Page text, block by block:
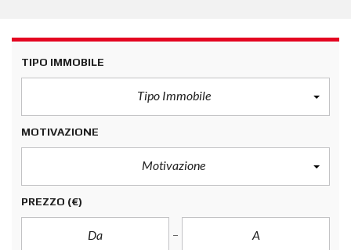
TIPO IMMOBILE
Tipo Immobile
MOTIVAZIONE
Motivazione
PREZZO (€)